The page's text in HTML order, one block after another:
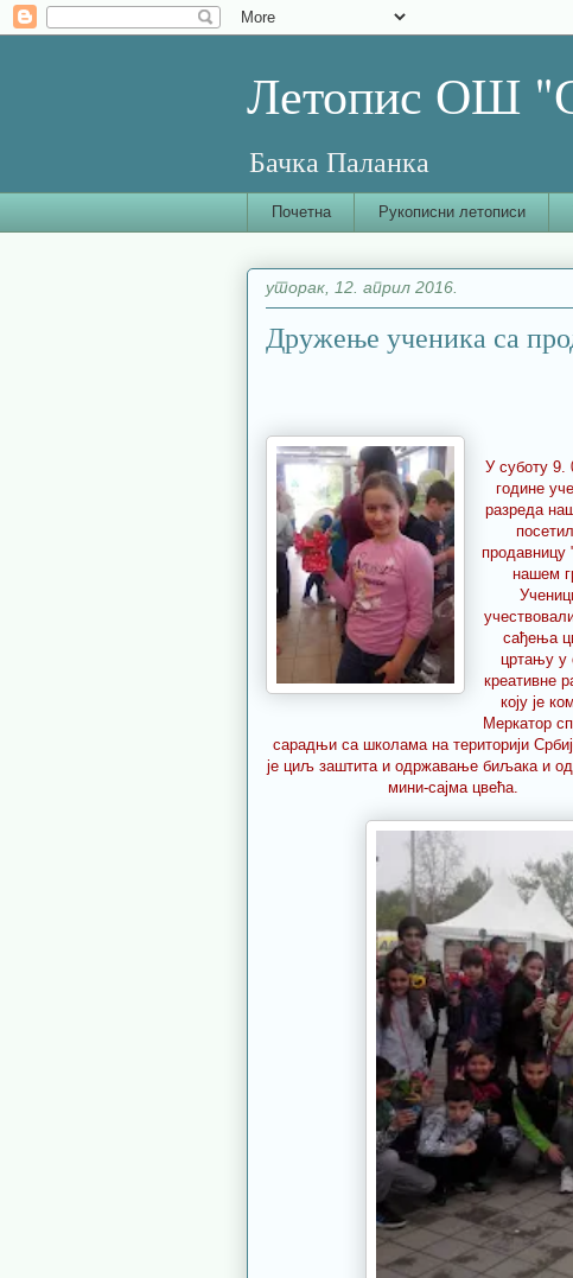
Летопис ОШ
Бачка Паланка
Почетна Рукописни летописи
уторак, 12. април 2016.
Дружење ученика са
У суботу 9.
године
разреда
продавницу
нашем
сађења
цртању у
креативне
коју је
Меркатор
сарадњи са школама на територији
је циљ заштита и одржавање биљака и
мини-сајма цвећа.